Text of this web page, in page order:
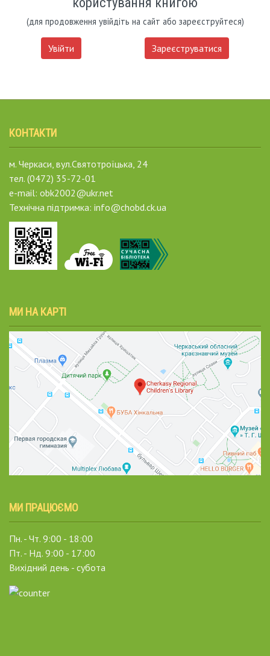
(для продовження увійдіть на сайт або зареєструйтеся)
Увійти Зареєструватися
КОНТАКТИ
м. Черкаси, вул.Святотроїцька, 24
тел. (0472) 35-72-01
e-mail: obk2002@ukr.net
Технічна підтримка: info@chobd.ck.ua
МИ НА КАРТІ
МИ ПРАЦЮЄМО
Пн. - Чт. 9:00 - 18:00
Пт. - Нд. 9:00 - 17:00
Вихідний день - субота